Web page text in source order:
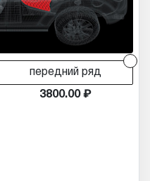
передний ряд
3800.00